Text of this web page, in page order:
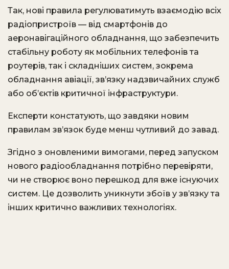
Так, нові правила регулюватимуть взаємодію всіх
радіопристроїв — від смартфонів до
аеронавігаційного обладнання, що забезпечить
стабільну роботу як мобільних телефонів та
роутерів, так і складніших систем, зокрема
обладнання авіації, зв’язку надзвичайних служб
або об’єктів критичної інфраструктури.
Експерти констатують, що завдяки новим
правилам зв’язок буде менш чутливий до завад.
Згідно з оновленими вимогами, перед запуском
нового радіообладнання потрібно перевіряти,
чи не створює воно перешкод для вже існуючих
систем. Це дозволить уникнути збоїв у зв’язку та
інших критично важливих технологіях.